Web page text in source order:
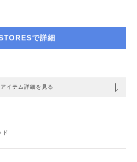
で詳細
アイテム詳細を見る
ド